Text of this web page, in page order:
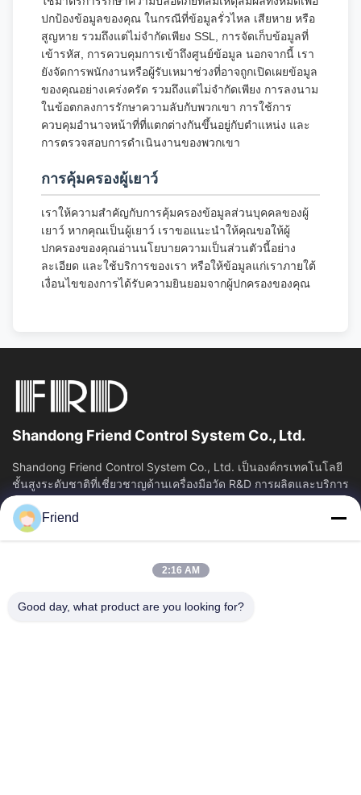
ปกป้องข้อมูลของคุณ ในกรณีที่ข้อมูลรั่วไหล เสียหาย หรือ
สูญหาย รวมถึงแต่ไม่จำกัดเพียง SSL, การจัดเก็บข้อมูลที่
เข้ารหัส, การควบคุมการเข้าถึงศูนย์ข้อมูล นอกจากนี้ เรา
ยังจัดการพนักงานหรือผู้รับเหมาช่วงที่อาจถูกเปิดเผยข้อมูล
ของคุณอย่างเคร่งครัด รวมถึงแต่ไม่จำกัดเพียง การลงนาม
ในข้อตกลงการรักษาความลับกับพวกเขา การใช้การ
ควบคุมอำนาจหน้าที่ที่แตกต่างกันขึ้นอยู่กับตำแหน่ง และ
การตรวจสอบการดำเนินงานของพวกเขา
การคุ้มครองผู้เยาว์
เราให้ความสำคัญกับการคุ้มครองข้อมูลส่วนบุคคลของผู้
เยาว์ หากคุณเป็นผู้เยาว์ เราขอแนะนำให้คุณขอให้ผู้
ปกครองของคุณอ่านนโยบายความเป็นส่วนตัวนี้อย่าง
ละเอียด และใช้บริการของเรา หรือให้ข้อมูลแก่เราภายใต้
เงื่อนไขของการได้รับความยินยอมจากผู้ปกครองของคุณ
Shandong Friend Control System Co., Ltd.
Shandong Friend Control System Co., Ltd. เป็นองค์กรเทคโนโลยี
ชั้นสูงระดับชาติที่เชี่ยวชาญด้านเครื่องมือวัด R&D การผลิตและบริการ
ควบคุมอุตสาหกรรม...
ลิงค์เร็ว
เกี่ยวกับเรา
ทัวร์โรงงาน
ควบคุมคุณภาพ
Friend
2:16 AM
Good day, what product are you looking for?